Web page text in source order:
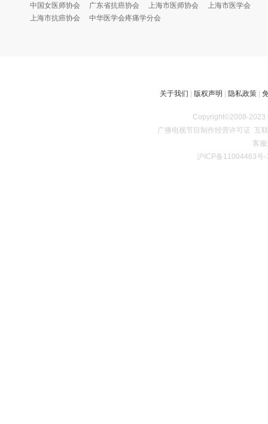
中国女医师协会
广东省抗癌协会 上海市医师协会
上海市医学会
上海市抗癌协会
中华医学会疼痛学分会
关于我们 | 版权声明 | 隐私政策|
Copyright©2008-2023
广播电视节目制作经营许可证 互
客
沪ICP备11004463号-